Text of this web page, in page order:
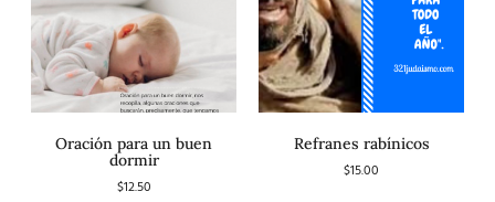
Oración para un buen
dormir
$12.50
Refranes rabínicos
$15.00